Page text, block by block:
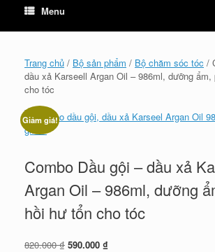
Menu
Trang chủ / Bộ sản phẩm / Bộ chăm sóc tóc /
dầu xả Karseell Argan Oil – 986ml, dưỡng
cho tóc
Giảm giá!
Combo Dầu gội – dầu xả
Argan Oil – 986ml, dưỡng
hồi hư tổn cho tóc
820.000₫ Giá
590.000 ₫